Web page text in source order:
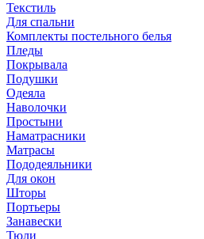
Текстиль
Для спальни
Комплекты постельного белья
Пледы
Покрывала
Подушки
Одеяла
Наволочки
Простыни
Наматрасники
Матрасы
Пододеяльники
Для окон
Шторы
Портьеры
Занавески
Тюли